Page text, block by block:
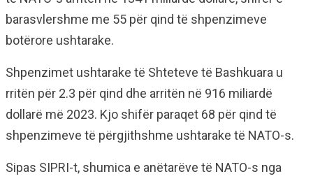
barasvlershme me 55 për qind të shpenzimeve
botërore ushtarake.
Shpenzimet ushtarake të Shteteve të Bashkuara u
rritën për 2.3 për qind dhe arritën në 916 miliardë
dollarë më 2023. Kjo shifër paraqet 68 për qind të
shpenzimeve të përgjithshme ushtarake të NATO-s.
Sipas SIPRI-t, shumica e anëtarëve të NATO-s nga